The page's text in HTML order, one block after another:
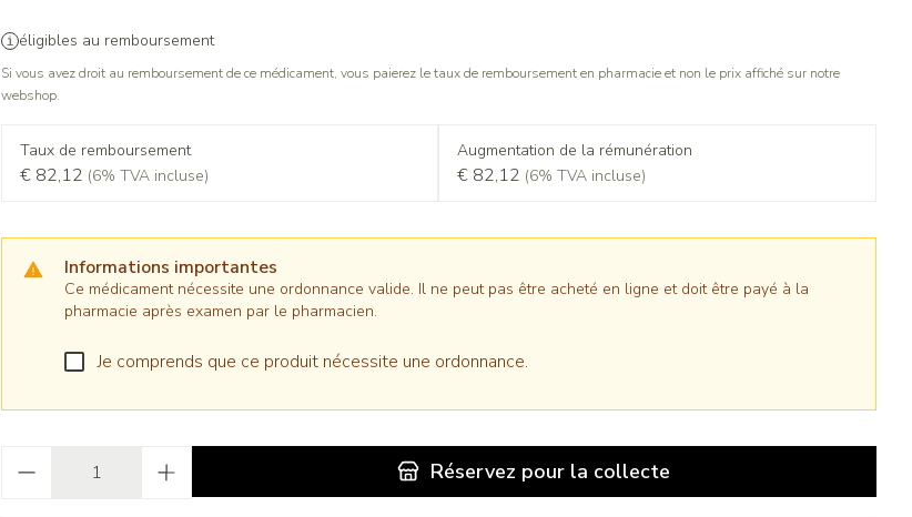
éligibles au remboursement
Si vous avez droit au remboursement de ce médicament, vous paierez le taux de remboursement en pharmacie et non le prix affiché sur notre
webshop.
Taux de remboursement
€ 82,12 (6% TVA incluse)
Augmentation de la rémunération
€ 82,12 (6% TVA incluse)
Informations importantes
Ce médicament nécessite une ordonnance valide. Il ne peut pas être acheté en ligne et doit être payé à la
pharmacie après examen par le pharmacien.
Je comprends que ce produit nécessite une ordonnance.
Réservez pour la collecte